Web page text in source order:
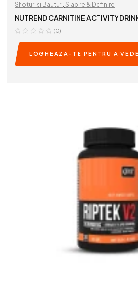
Shoturi si Bauturi Slabire & Definire
NUTREND CARNITINE ACTIVITY
(0)
LOGHEAZA-TE PENTRU A